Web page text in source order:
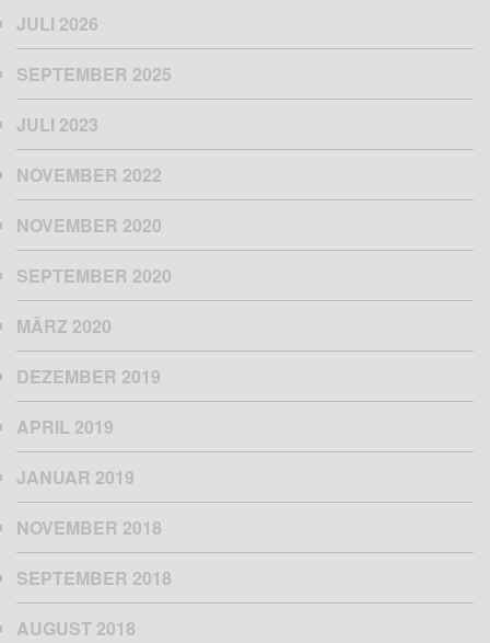
JULI 2026
SEPTEMBER 2025
JULI 2023
NOVEMBER 2022
NOVEMBER 2020
SEPTEMBER 2020
MÄRZ 2020
DEZEMBER 2019
APRIL 2019
JANUAR 2019
NOVEMBER 2018
SEPTEMBER 2018
AUGUST 2018